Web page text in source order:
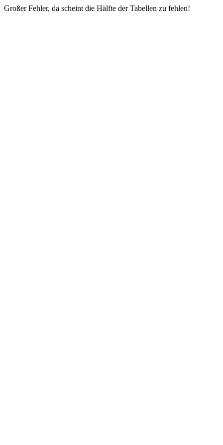
Großer Fehler, da scheint die Hälfte der Tabellen zu fehlen!